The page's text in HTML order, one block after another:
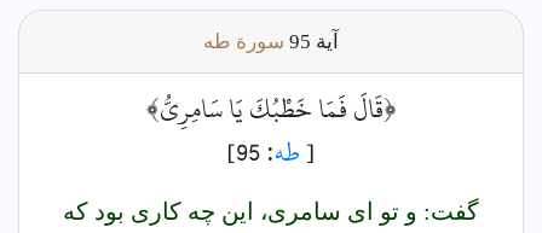
آية سورة طه
﴿قَالَ فَمَا خَطْبُكَ يَا سَامِرِيُّ﴾
[طه: 95]
گفت: و تو اى سامرى، اين چه كارى بود كه